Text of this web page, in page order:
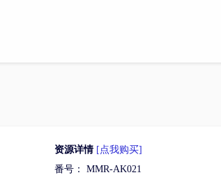
资源详情 [点我购买]
番号： MMR-AK021